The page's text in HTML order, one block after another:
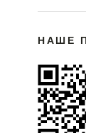
НАШЕ